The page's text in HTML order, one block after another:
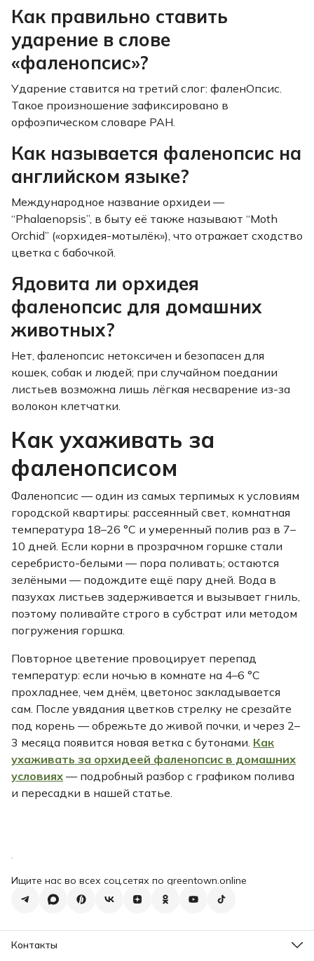
Как правильно ставить
ударение в слове
«фаленопсис»?
Ударение ставится на третий слог: фаленОпсис.
Такое произношение зафиксировано в
орфоэпическом словаре РАН.
Как называется фаленопсис на
английском языке?
Международное название орхидеи —
“Phalaenopsis”, в быту её также называют “Moth
Orchid” («орхидея-мотылёк»), что отражает сходство
цветка с бабочкой.
Ядовита ли орхидея
фаленопсис для домашних
животных?
Нет, фаленопсис нетоксичен и безопасен для
кошек, собак и людей; при случайном поедании
листьев возможна лишь лёгкая несварение из-за
волокон клетчатки.
Как ухаживать за
фаленопсисом
Фаленопсис — один из самых терпимых к условиям
городской квартиры: рассеянный свет, комнатная
температура 18–26 °C и умеренный полив раз в 7–
10 дней. Если корни в прозрачном горшке стали
серебристо-белыми — пора поливать; остаются
зелёными — подождите ещё пару дней. Вода в
пазухах листьев задерживается и вызывает гниль,
поэтому поливайте строго в субстрат или методом
погружения горшка.
Повторное цветение провоцирует перепад
температур: если ночью в комнате на 4–6 °C
прохладнее, чем днём, цветонос закладывается
сам. После увядания цветков стрелку не срезайте
под корень — обрежьте до живой почки, и через 2–
3 месяца появится новая ветка с бутонами. Как
ухаживать за орхидеей фаленопсис в домашних
условиях — подробный разбор с графиком полива
и пересадки в нашей статье.
Ищите нас во всех соц.сетях по greentown.online
Контакты